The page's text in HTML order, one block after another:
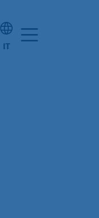
(Mio) Hofheim:
IT